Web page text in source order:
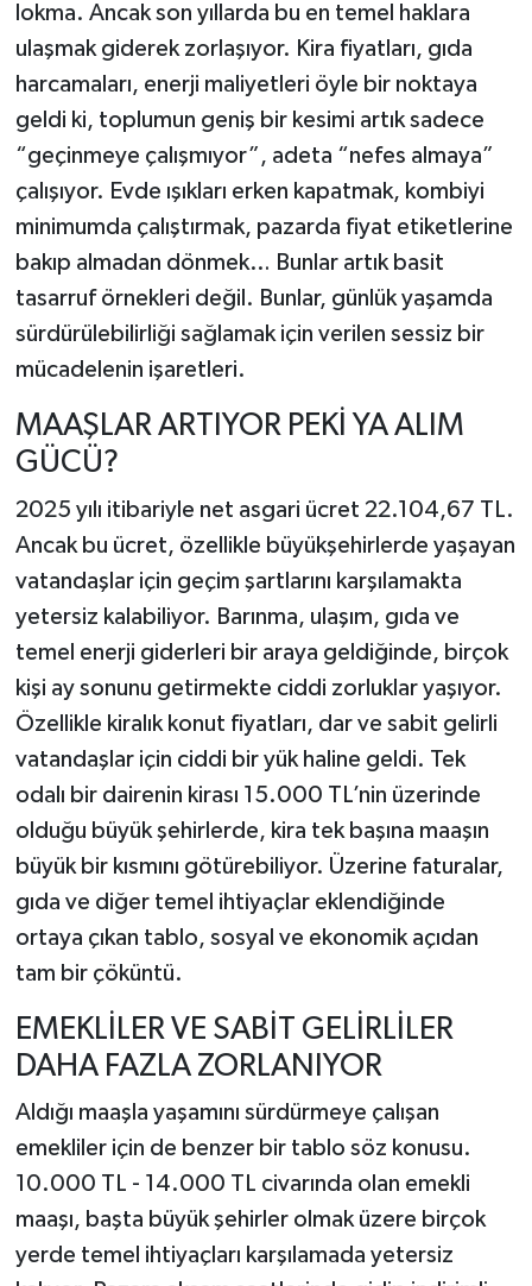
lokma. Ancak son yıllarda bu en temel haklara
ulaşmak giderek zorlaşıyor. Kira fiyatları, gıda
harcamaları, enerji maliyetleri öyle bir noktaya
geldi ki, toplumun geniş bir kesimi artık sadece
“geçinmeye çalışmıyor”, adeta “nefes almaya”
çalışıyor. Evde ışıkları erken kapatmak, kombiyi
minimumda çalıştırmak, pazarda fiyat etiketlerine
bakıp almadan dönmek… Bunlar artık basit
tasarruf örnekleri değil. Bunlar, günlük yaşamda
sürdürülebilirliği sağlamak için verilen sessiz bir
mücadelenin işaretleri.
MAAŞLAR ARTIYOR PEKİ YA ALIM
GÜCÜ?
2025 yılı itibariyle net asgari ücret 22.104,67 TL.
Ancak bu ücret, özellikle büyükşehirlerde yaşayan
vatandaşlar için geçim şartlarını karşılamakta
yetersiz kalabiliyor. Barınma, ulaşım, gıda ve
temel enerji giderleri bir araya geldiğinde, birçok
kişi ay sonunu getirmekte ciddi zorluklar yaşıyor.
Özellikle kiralık konut fiyatları, dar ve sabit gelirli
vatandaşlar için ciddi bir yük haline geldi. Tek
odalı bir dairenin kirası 15.000 TL’nin üzerinde
olduğu büyük şehirlerde, kira tek başına maaşın
büyük bir kısmını götürebiliyor. Üzerine faturalar,
gıda ve diğer temel ihtiyaçlar eklendiğinde
ortaya çıkan tablo, sosyal ve ekonomik açıdan
tam bir çöküntü.
EMEKLİLER VE SABİT GELİRLİLER
DAHA FAZLA ZORLANIYOR
Aldığı maaşla yaşamını sürdürmeye çalışan
emekliler için de benzer bir tablo söz konusu.
10.000 TL - 14.000 TL civarında olan emekli
maaşı, başta büyük şehirler olmak üzere birçok
yerde temel ihtiyaçları karşılamada yetersiz